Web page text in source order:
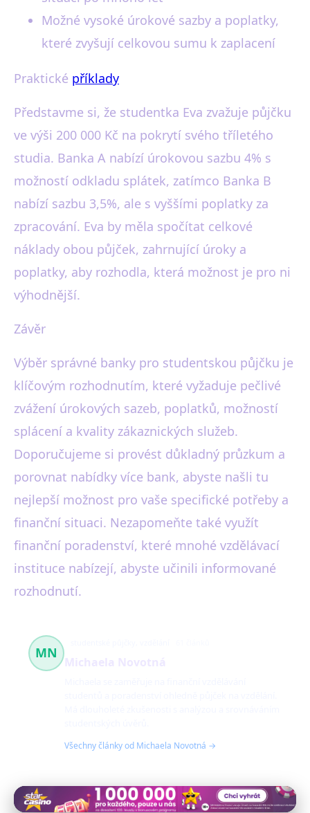
Možné vysoké úrokové sazby a poplatky,
které zvyšují celkovou sumu k zaplacení
Praktické příklady
Představme si, že studentka Eva zvažuje půjčku
ve výši 200 000 Kč na pokrytí svého tříletého
studia. Banka A nabízí úrokovou sazbu 4% s
možností odkladu splátek, zatímco Banka B
nabízí sazbu 3,5%, ale s vyššími poplatky za
zpracování. Eva by měla spočítat celkové
náklady obou půjček, zahrnující úroky a
poplatky, aby rozhodla, která možnost je pro ni
výhodnější.
Závěr
Výběr správné banky pro studentskou půjčku je
klíčovým rozhodnutím, které vyžaduje pečlivé
zvážení úrokových sazeb, poplatků, možností
splácení a kvality zákaznických služeb.
Doporučujeme si provést důkladný průzkum a
porovnat nabídky více bank, abyste našli tu
nejlepší možnost pro vaše specifické potřeby a
finanční situaci. Nezapomeňte také využít
finanční poradenství, které mnohé vzdělávací
instituce nabízejí, abyste učinili informované
rozhodnutí.
MN
Všechny články od Michaela Novotná →